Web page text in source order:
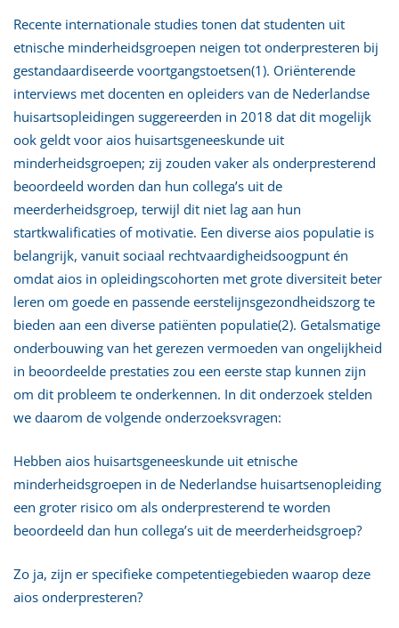
Recente internationale studies tonen dat studenten uit
etnische minderheidsgroepen neigen tot onderpresteren bij
gestandaardiseerde voortgangstoetsen(1). Oriënterende
interviews met docenten en opleiders van de Nederlandse
huisartsopleidingen suggereerden in 2018 dat dit mogelijk
ook geldt voor aios huisartsgeneeskunde uit
minderheidsgroepen; zij zouden vaker als onderpresterend
beoordeeld worden dan hun collega’s uit de
meerderheidsgroep, terwijl dit niet lag aan hun
startkwalificaties of motivatie. Een diverse aios populatie is
belangrijk, vanuit sociaal rechtvaardigheidsoogpunt én
omdat aios in opleidingscohorten met grote diversiteit beter
leren om goede en passende eerstelijnsgezondheidszorg te
bieden aan een diverse patiënten populatie(2). Getalsmatige
onderbouwing van het gerezen vermoeden van ongelijkheid
in beoordeelde prestaties zou een eerste stap kunnen zijn
om dit probleem te onderkennen. In dit onderzoek stelden
we daarom de volgende onderzoeksvragen:
Hebben aios huisartsgeneeskunde uit etnische
minderheidsgroepen in de Nederlandse huisartsenopleiding
een groter risico om als onderpresterend te worden
beoordeeld dan hun collega’s uit de meerderheidsgroep?
Zo ja, zijn er specifieke competentiegebieden waarop deze
aios onderpresteren?